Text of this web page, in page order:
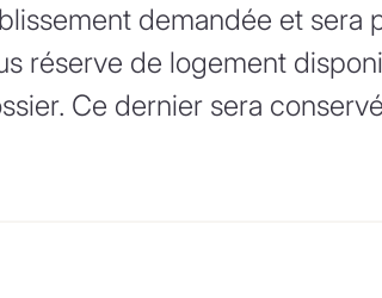
demandée et
réserve de logement
Ce dernier sera